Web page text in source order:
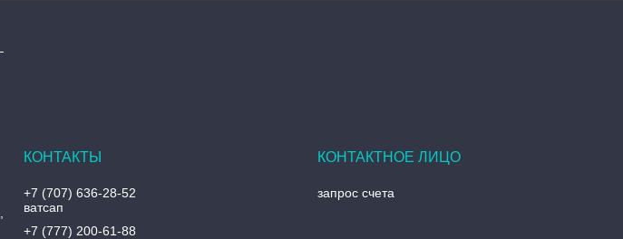
+7 (707) 636-28-52
ватсап
+7 (777) 200-61-88
запрос счета